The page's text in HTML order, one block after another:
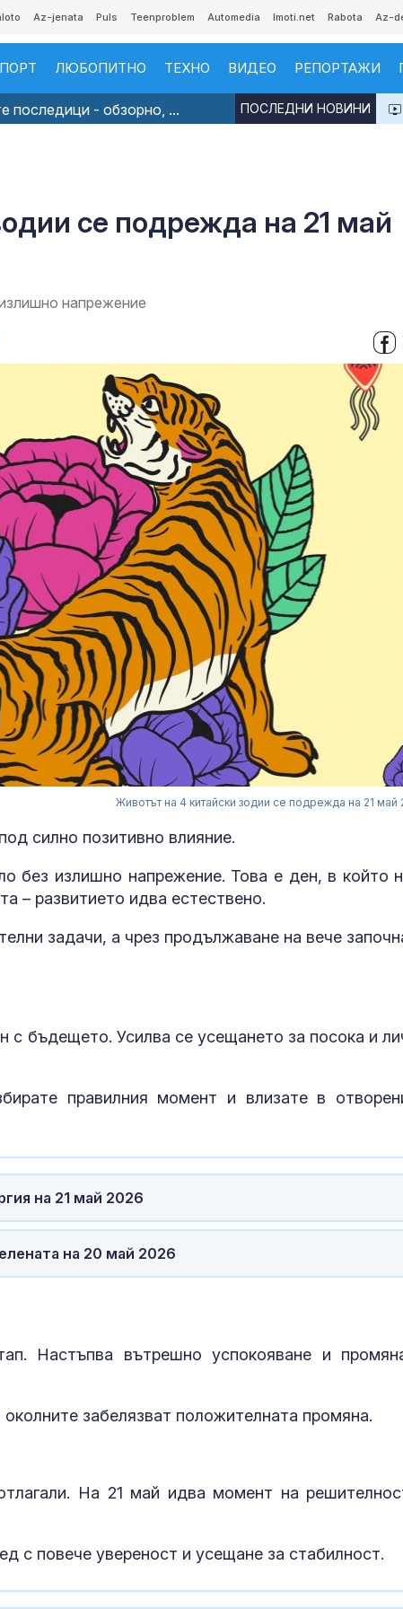
Az-jenata Puls Teenproblem Automedia Imoti.net Rabota Az-
ЛЮБОПИТНО ТЕХНО ВИДЕО РЕПОРТАЖИ
последици - обзорно, ... ПОСЛЕДНИ НОВИНИ
се подрежда на 21 май
напрежение
Животът на 4 китайски зодии се подрежда на 21 май
силно позитивно влияние.
без излишно напрежение. Това е ден, в който
– развитието идва естествено.
задачи, а чрез продължаване на вече
с бъдещето. Усилва се усещането за посока и
правилния момент и влизате в
на 21 май 2026
на 20 май 2026
Настъпва вътрешно успокояване и
забелязват положителната промяна.
На 21 май идва момент на
с повече увереност и усещане за стабилност.
Страх в
дестинация за
космически
Една от 36: На
Острова се